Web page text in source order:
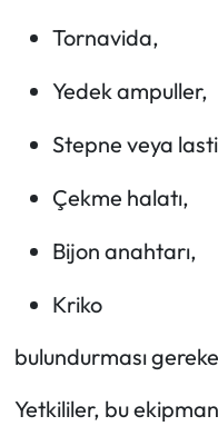
Tornavida,
Yedek ampuller,
Stepne veya
Çekme halatı,
Bijon anahtarı,
Kriko
bulundurması
Yetkililer, bu